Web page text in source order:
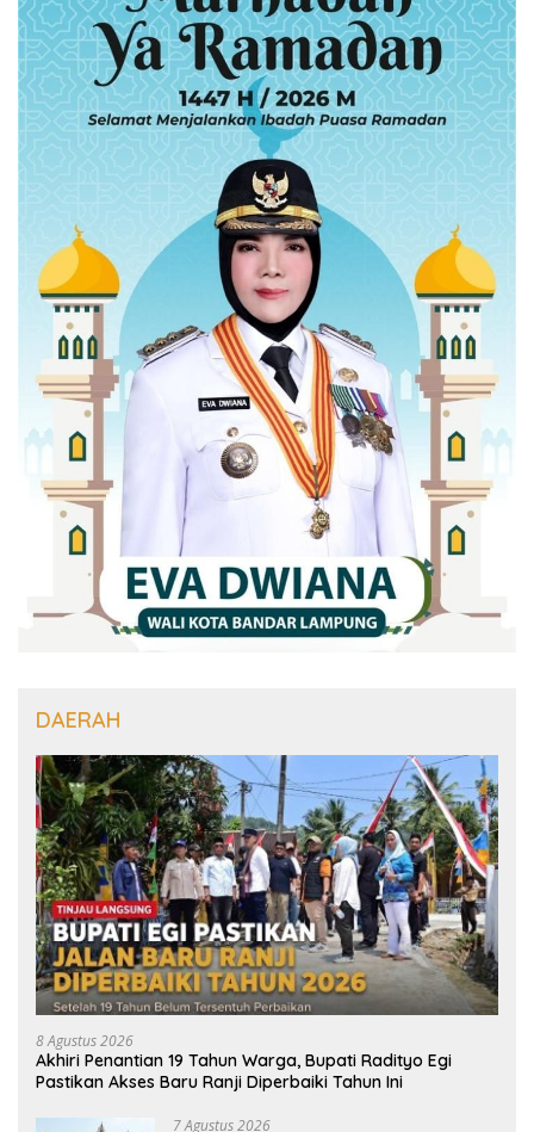
DAERAH
8 Agustus 2026
Akhiri Penantian 19 Tahun Warga, Bupati Radityo Egi
Pastikan Akses Baru Ranji Diperbaiki Tahun Ini
7 Agustus 2026